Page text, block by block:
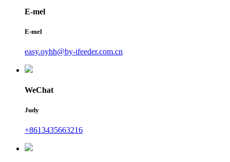
E-mel
E-mel
easy.oyhh@by-ifeeder.com.cn
WeChat
Judy
+8613435663216